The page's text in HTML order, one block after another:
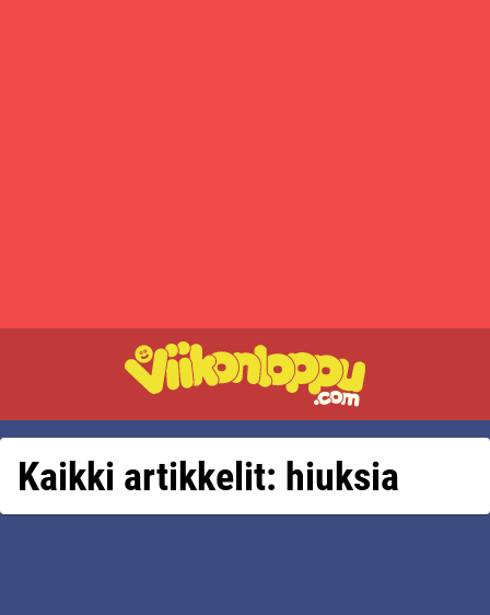
Kaikki artikkelit: hiuksia